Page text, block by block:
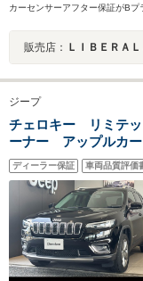
カーセンサーアフター保証がBプ
販売店： ＬＩＢＥＲＡ
ジープ
チェロキー リミテ
ーナー アップルカ
ントロール シート
Bluetooth接続
ディーラー保証 車両品質評価